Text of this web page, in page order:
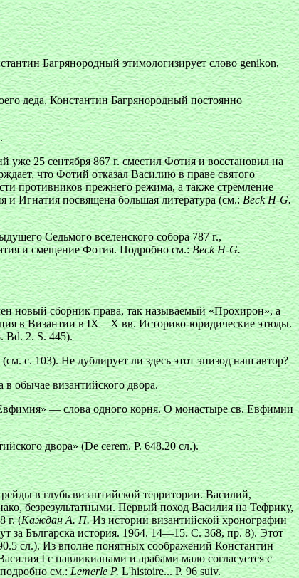
Багрянородный этимологизирует словоgenikon,
деда, Константин Багрянородный постоянно
25 сентября 867 г. сместил Фотия и восстановил на
что Фотий отказал Василию в праве святого
противников прежнего режима, а также стремление
и Игнатия посвящена большая литература (см.:Beck H-G.
Седьмого вселенского собора 787 г.,
и смещение Фотия. Подробно см.:Beck H-G.
новый сборник права, так называемый «Прохирон», а
в Византии в IX—Х вв. Историко-юридические этюды.
Bd. 2. S. 445).
с. 103). Не дублирует ли здесь этот эпизод наш автор?
обычае византийского двора.
— слова одного корня. О монастыре св. Евфимии
двора» (De cerem. P. 648.20 сл.).
в глубь византийской территории. Василий,
безрезультатными. Первый поход Василия на Тефрику,
г. (Каждан А. П.Из истории византийской хронографии
за Българска история. 1964. 14—15. С. 368, пр. 8). Этот
сл.). Из вполне понятных соображений Константин
I с павликианами и арабами мало согласуется с
подробно см.:Lemerle P.L'histoire... Р. 96 suiv.